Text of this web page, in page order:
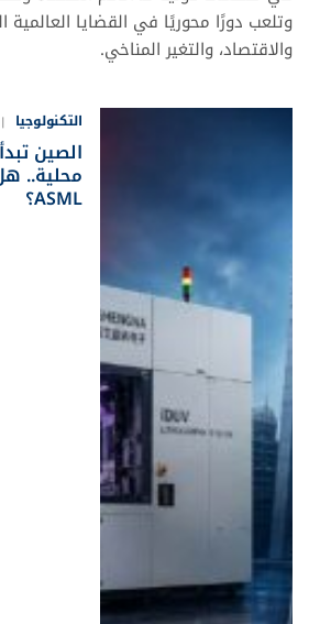
وتلعب دورًا محوريًا في القضايا العالمية
والاقتصاد، والتغير المناخي.
التكنولوجيا
محلية..
ASML؟